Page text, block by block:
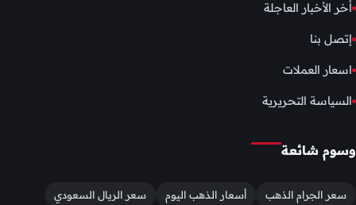
أخر الأخبار العاجلة
إتصل بنا
اسعار العملات
السياسة التحريرية
وسوم شائعة
سعر الجرام الذهب أسعار الذهب اليوم سعر الريال السعودي